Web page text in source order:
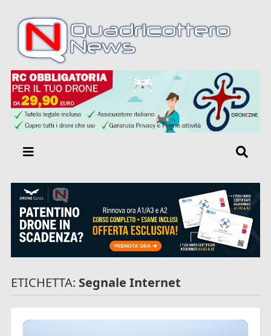
ETICHETTA: Segnale Internet